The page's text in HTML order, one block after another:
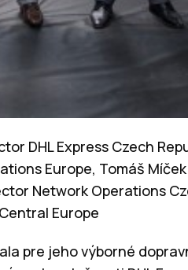
DHL Express Czech
Europe, Tomáš
Network Operations
Europe
pre jeho výborné